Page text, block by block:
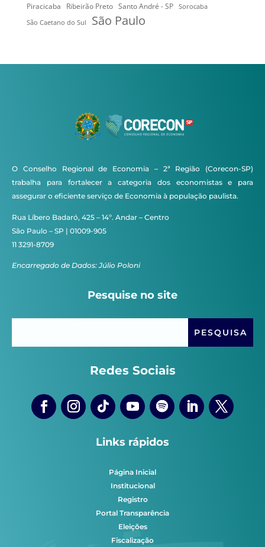
Piracicaba Ribeirão Preto Santo André - SP
Sorocaba
São Caetano do Sul
São Paulo
O Conselho Regional de Economia – 2ª Região (Corecon-SP)
trabalha para fortalecer a categoria dos economistas e para
assegurar o eficiente serviço de Economia à população paulista.
Rua Líbero Badaró, 425 – 14º. Andar – Centro
São Paulo – SP | 01009-905
11 3291-8709
Encarregado de Dados: Júlio Poloni
Pesquise no site
Redes Sociais
Links rápidos
Página Inicial
Institucional
Registro
Portal Transparência
Eleições
Fiscalização